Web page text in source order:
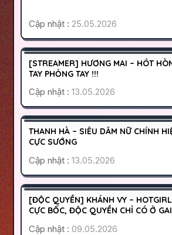
Cập nhật : 25.05.2026
HOẠT ĐỘNG
[STREAMER] HƯƠNG MAI – HÓT
TAY PHỎNG TAY !!!
Cập nhật :13.05.2026
HOẠT ĐỘNG
THANH HÀ – SIÊU DÂM NỮ CHÍNH
CỰC SƯỚNG
Cập nhật :13.05.2026
HOẠT ĐỘNG
[ĐỘC QUYỀN] KHÁNH VY –
CỰC BỐC, ĐỘC QUYỀN CHỈ CÓ Ở
Cập nhật :09.05.2026